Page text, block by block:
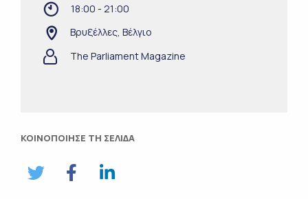
18:00 - 21:00
Βρυξέλλες, Βέλγιο
The Parliament Magazine
ΚΟΙΝΟΠΟΙΗΣΕ ΤΗ ΣΕΛΙΔΑ